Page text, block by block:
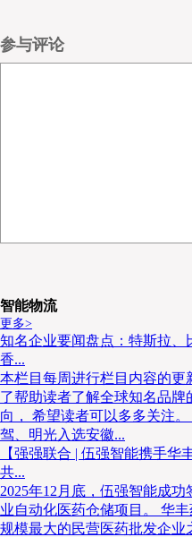
参与评论
智能物流
更多>
知名企业要闻盘点：特斯拉、
香...
本栏目每周进行栏目内容的更
了帮助读者了解全球知名品牌
向， 希望读者可以多多关注。
驾、明光入选安徽...
【强强联合 | 伍强智能携手华
共...
2025年12月底，伍强智能成功
业自动化医药仓储项目。 华
规模最大的民营医药批发企业